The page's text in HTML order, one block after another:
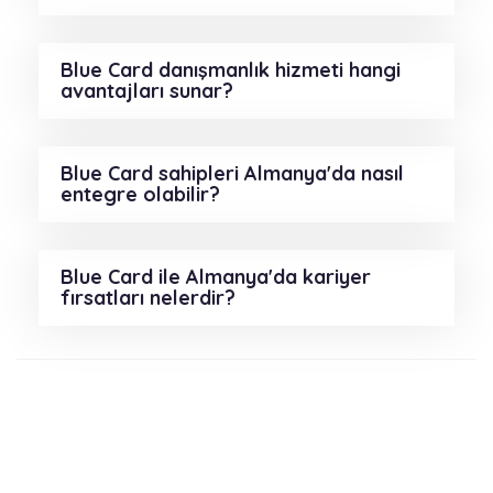
Blue Card danışmanlık hizmeti hangi
avantajları sunar?
Blue Card sahipleri Almanya'da nasıl
entegre olabilir?
Blue Card ile Almanya'da kariyer
fırsatları nelerdir?